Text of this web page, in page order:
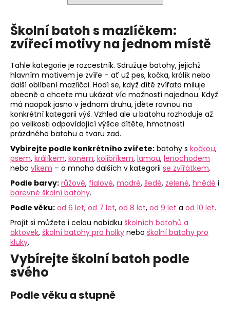
Školní batoh s mazlíčkem:
zvířecí motivy na jednom místě
Tahle kategorie je rozcestník. Sdružuje batohy, jejichž
hlavním motivem je zvíře – ať už pes, kočka, králík nebo
další oblíbení mazlíčci. Hodí se, když dítě zvířata miluje
obecně a chcete mu ukázat víc možností najednou. Když
má naopak jasno v jednom druhu, jděte rovnou na
konkrétní kategorii výš. Vzhled ale u batohu rozhoduje až
po velikosti odpovídající výšce dítěte, hmotnosti
prázdného batohu a tvaru zad.
Vybírejte podle konkrétního zvířete: batohy s kočkou,
psem, králíkem, koněm, kolibříkem, lamou, lenochodem
nebo vlkem – a mnoho dalších v kategorii se zvířátkem.
Podle barvy: růžové, fialové, modré, šedé, zelené, hnědé i
barevné školní batohy.
Podle věku: od 6 let, od 7 let, od 8 let, od 9 let a od 10 let.
Projít si můžete i celou nabídku školních batohů a
aktovek, školní batohy pro holky nebo školní batohy pro
kluky.
Vybírejte školní batoh podle
svého
Podle věku a stupně
u
č
u
j
e
m
e
LÁHEV
OXY
CLICK
600
ML
GALAXY
299
Kč